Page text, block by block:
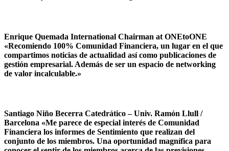
Enrique Quemada International Chairman at ONEtoONE
«Recomiendo 100% Comunidad Financiera, un lugar en el que
compartimos noticias de actualidad así como publicaciones de
gestión empresarial. Además de ser un espacio de networking
de valor incalculable.»
Santiago Niño Becerra Catedrático – Univ. Ramón Llull /
Barcelona «Me parece de especial interés de Comunidad
Financiera los informes de Sentimiento que realizan del
conjunto de los miembros. Una oportunidad magnífica para